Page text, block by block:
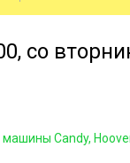
со
Candy,